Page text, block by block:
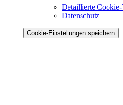
Detaillierte
Datenschutz
Cookie-Einstellungen speichern